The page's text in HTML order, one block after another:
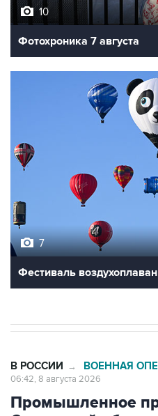
10
Фотохроника 7 августа
7
Фестиваль
В РОССИИ → ВОЕННАЯ
06:42, 8 августа 2026
Промышленное